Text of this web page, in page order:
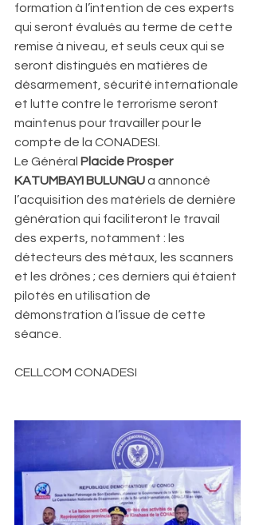
formation à l’intention de ces experts
qui seront évalués au terme de cette
remise à niveau, et seuls ceux qui se
seront distingués en matières de
désarmement, sécurité internationale
et lutte contre le terrorisme seront
maintenus pour travailler pour le
compte de la CONADESI.
Le Général Placide Prosper
KATUMBAYI BULUNGU a annoncé
l’acquisition des matériels de dernière
génération qui faciliteront le travail
des experts, notamment : les
détecteurs des métaux, les scanners
et les drônes ; ces derniers qui étaient
pilotés en utilisation de
démonstration à l’issue de cette
séance.
CELLCOM CONADESI